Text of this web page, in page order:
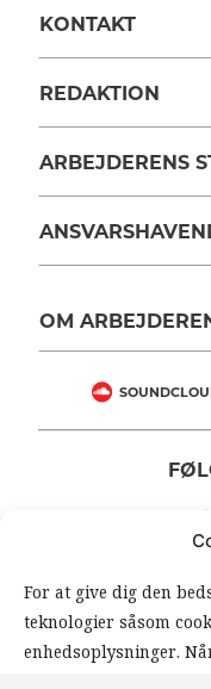
For at give dig den
teknologier såsom
enhedsoplysninger.
teknologier, giver du
KONTAKT
REDAKTION
ARBEJDERENS
OM